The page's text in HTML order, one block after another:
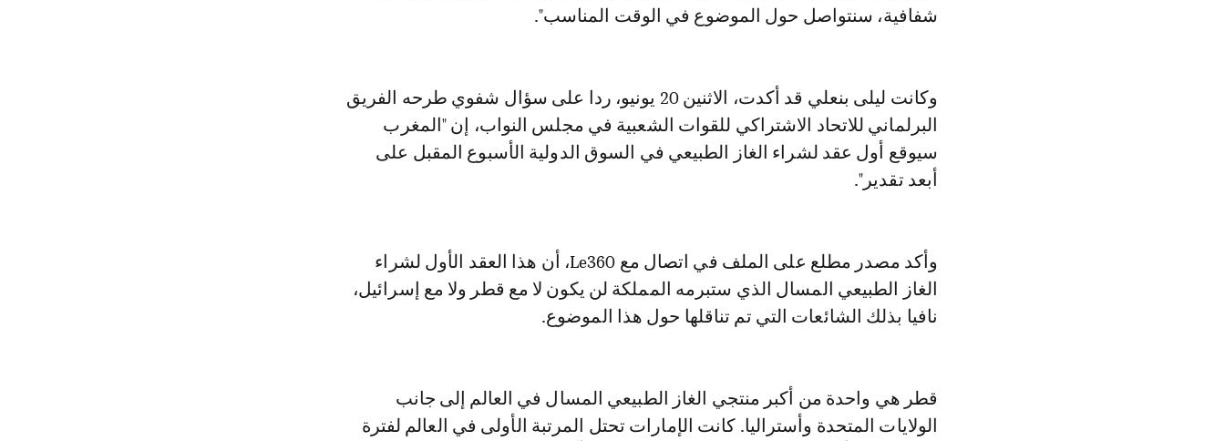
شفافية، سنتواصل حول الموضوع في الوقت المناسب".
وكانت ليلى بنعلي قد أكدت، الاثنين 20 يونيو، ردا على سؤال شفوي طرحه الفريق
البرلماني للاتحاد الاشتراكي للقوات الشعبية في مجلس النواب، إن "المغرب
سيوقع أول عقد لشراء الغاز الطبيعي في السوق الدولية الأسبوع المقبل على
أبعد تقدير".
وأكد مصدر مطلع على الملف في اتصال مع Le360، أن هذا العقد الأول لشراء
الغاز الطبيعي المسال الذي ستبرمه المملكة لن يكون لا مع قطر ولا مع إسرائيل،
نافيا بذلك الشائعات التي تم تناقلها حول هذا الموضوع.
قطر هي واحدة من أكبر منتجي الغاز الطبيعي المسال في العالم إلى جانب
الولايات المتحدة وأستراليا. كانت الإمارات تحتل المرتبة الأولى في العالم لفترة